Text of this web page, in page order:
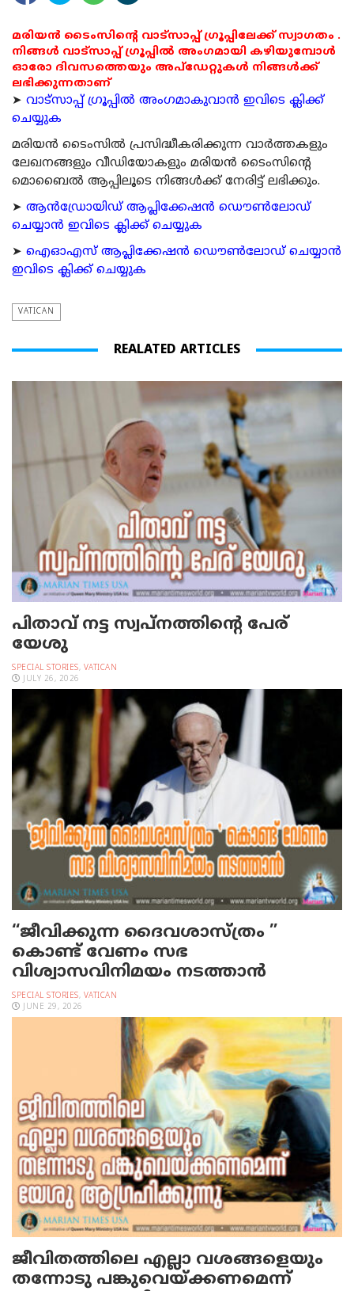
മരിയൻ ടൈംസിന്റെ വാട്സാപ്പ് ഗ്രൂപ്പിലേക്ക് സ്വാഗതം .
നിങ്ങൾ വാട്സാപ്പ് ഗ്രൂപ്പിൽ അംഗമായി കഴിയുമ്പോൾ
ഓരോ ദിവസത്തെയും അപ്ഡേറ്റുകൾ നിങ്ങൾക്ക്
ലഭിക്കുന്നതാണ്
➤ വാട്സാപ്പ് ഗ്രൂപ്പിൽ അംഗമാകുവാൻ ഇവിടെ ക്ലിക്ക്
ചെയ്യുക
മരിയന്‍ ടൈംസില്‍ പ്രസിദ്ധീകരിക്കുന്ന വാര്‍ത്തകളും
ലേഖനങ്ങളും വീഡിയോകളും മരിയന്‍ ടൈംസിന്റെ
മൊബൈല്‍ ആപ്പിലൂടെ നിങ്ങള്‍ക്ക് നേരിട്ട് ലഭിക്കും.
➤ ആന്‍ഡ്രോയിഡ് ആപ്ലിക്കേഷന്‍ ഡൌണ്‍ലോഡ്
ചെയ്യാന്‍ ഇവിടെ ക്ലിക്ക് ചെയ്യുക
➤ ഐഓഎസ് ആപ്ലിക്കേഷന്‍ ഡൌണ്‍ലോഡ് ചെയ്യാന്‍
ഇവിടെ ക്ലിക്ക് ചെയ്യുക
VATICAN
REALATED ARTICLES
പിതാവ് നട്ട സ്വപ്നത്തിന്റെ പേര്
യേശു
SPECIAL STORIES, VATICAN
JULY 26, 2026
“ജീവിക്കുന്ന ദൈവശാസ്ത്രം ”
കൊണ്ട് വേണം സഭ
വിശ്വാസവിനിമയം നടത്താൻ
SPECIAL STORIES, VATICAN
JUNE 29, 2026
ജീവിതത്തിലെ എല്ലാ വശങ്ങളെയും
തന്നോടു പങ്കുവെയ്ക്കണമെന്ന്